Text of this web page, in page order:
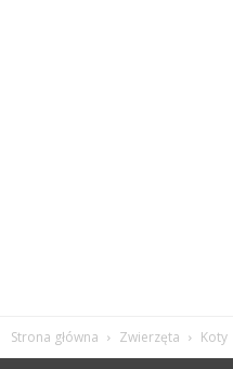
Strona główna Zwierzęta Koty